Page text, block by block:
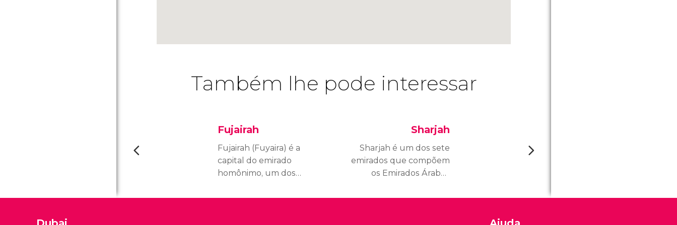
Também lhe pode interessar
Fujairah
Fujairah (Fuyaira) é a
capital do emirado
homônimo, um dos
país. A cidade tem uma
Sharjah
Sharjah é um dos sete
emirados que compõem
os Emirados Árabes
proximidade a Dubai,